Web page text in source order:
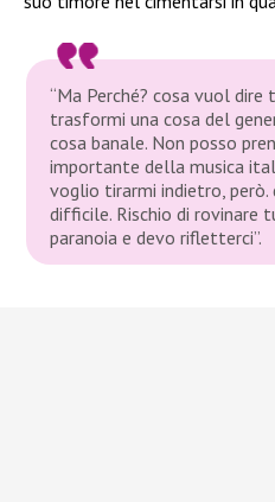
“Ma Perché? cosa vuol
trasformi una cosa del
cosa banale. Non posso
importante della musica
voglio tirarmi indietro, però.
difficile. Rischio di rovinare
paranoia e devo rifletterci”.